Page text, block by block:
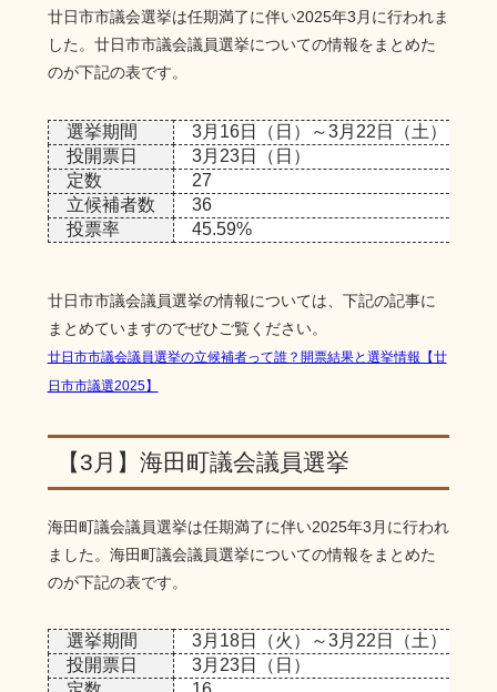
廿日市市議会選挙は任期満了に伴い2025年3月に行われま
した。廿日市市議会議員選挙についての情報をまとめた
のが下記の表です。
選挙期間
3月16日（日）～3月22日（土）
投開票日
3月23日（日）
定数
27
立候補者数
36
投票率
45.59%
廿日市市議会議員選挙の情報については、下記の記事に
まとめていますのでぜひご覧ください。
廿日市市議会議員選挙の立候補者って誰？開票結果と選挙情報【廿
日市市議選2025】
【3月】海田町議会議員選挙
海田町議会議員選挙は任期満了に伴い2025年3月に行われ
ました。海田町議会議員選挙についての情報をまとめた
のが下記の表です。
選挙期間
3月18日（火）～3月22日（土）
投開票日
3月23日（日）